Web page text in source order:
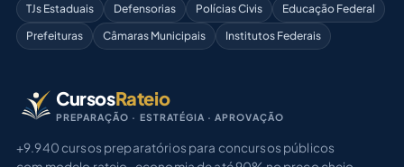
TJs Estaduais
Defensorias Polícias Civis
Educação Federal
Prefeituras
Câmaras Municipais Institutos Federais
CursosRateio
PREPARAÇÃO · ESTRATÉGIA · APROVAÇÃO
+9.940 cursos preparatórios para concursos públicos